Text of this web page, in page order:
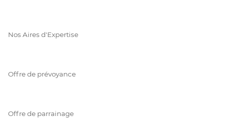
Nos Aires d'Expertise
Offre de prévoyance
Offre de parrainage